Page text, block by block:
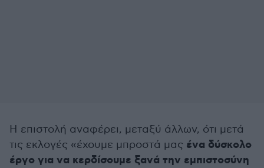
Η επιστολή αναφέρει, μεταξύ άλλων, ότι μετά
τις εκλογές «έχουμε μπροστά μας ένα δύσκολο
έργο για να κερδίσουμε ξανά την εμπιστοσύνη